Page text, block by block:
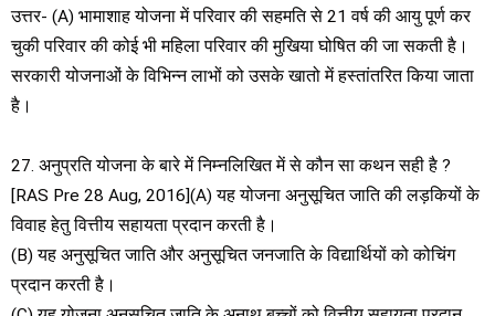
उत्तर- (A) भामाशाह योजना में परिवार की सहमति से 21 वर्ष की आयु पूर्ण कर
चुकी परिवार की कोई भी महिला परिवार की मुखिया घोषित की जा सकती है।
सरकारी योजनाओं के विभिन्न लाभों को उसके खातो में हस्तांतरित किया जाता
है।
27. अनुप्रति योजना के बारे में निम्नलिखित में से कौन सा कथन सही है ?
[RAS Pre 28 Aug, 2016](A) यह योजना अनुसूचित जाति की लड़कियों के
विवाह हेतु वित्तीय सहायता प्रदान करती है।
(B) यह अनुसूचित जाति और अनुसूचित जनजाति के विद्यार्थियों को कोचिंग
प्रदान करती है।